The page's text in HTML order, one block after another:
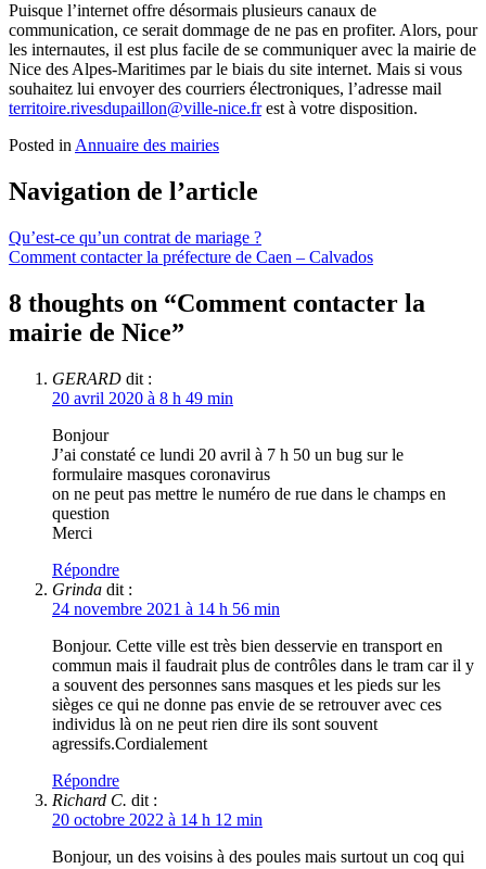
Puisque l’internet offre désormais plusieurs canaux de
communication, ce serait dommage de ne pas en profiter. Alors, pour
les internautes, il est plus facile de se communiquer avec la mairie de
Nice des Alpes-Maritimes par le biais du site internet. Mais si vous
souhaitez lui envoyer des courriers électroniques, l’adresse mail
territoire.rivesdupaillon@ville-nice.frest à votre disposition.
Posted in Annuaire des mairies
Navigation de l’article
Qu’est-ce qu’un contrat de mariage ?
Comment contacter la préfecture de Caen – Calvados
8 thoughts on “Comment contacter la
mairie de Nice”
GERARD dit :
20 avril 2020 à 8 h 49 min
Bonjour
J’ai constaté ce lundi 20 avril à 7 h 50 un bug sur le
formulaire masques coronavirus
on ne peut pas mettre le numéro de rue dans le champs en
question
Merci
Répondre
Grinda dit :
24 novembre 2021 à 14 h 56 min
Bonjour. Cette ville est très bien desservie en transport en
commun mais il faudrait plus de contrôles dans le tram car il y
a souvent des personnes sans masques et les pieds sur les
sièges ce qui ne donne pas envie de se retrouver avec ces
individus là on ne peut rien dire ils sont souvent
agressifs.Cordialement
Répondre
Richard C. dit :
20 octobre 2022 à 14 h 12 min
Bonjour, un des voisins à des poules mais surtout un coq qui